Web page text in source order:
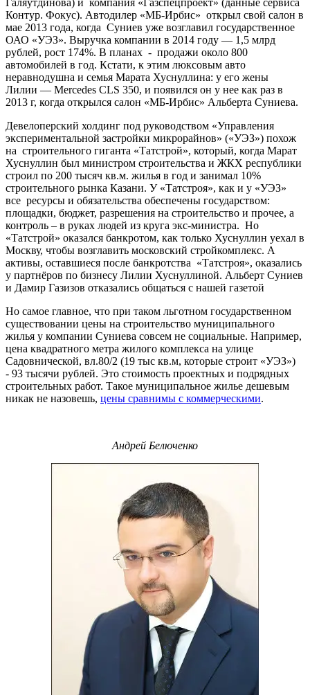
Контур. Фокус). Автодилер «МБ-Ирбис» открыл свой салон в
мае 2013 года, когда Суниев уже возглавил государственное
ОАО «УЭЗ». Выручка компании в 2014 году — 1,5 млрд
рублей, рост 174%. В планах - продажи около 800
автомобилей в год. Кстати, к этим люксовым авто
неравнодушна и семья Марата Хуснуллина: у его жены
Лилии — Mercedes CLS 350, и появился он у нее как раз в
2013 г, когда открылся салон «МБ-Ирбис» Альберта Суниева.
Девелоперский холдинг под руководством «Управления
экспериментальной застройки микрорайнов» («УЭЗ») похож
на строительного гиганта «Татстрой», который, когда Марат
Хуснуллин был министром строительства и ЖКХ республики
строил по 200 тысяч кв.м. жилья в год и занимал 10%
строительного рынка Казани. У «Татстроя», как и у «УЭЗ»
все ресурсы и обязательства обеспечены государством:
площадки, бюджет, разрешения на строительство и прочее, а
контроль – в руках людей из круга экс-министра. Но
«Татстрой» оказался банкротом, как только Хуснуллин уехал в
Москву, чтобы возглавить московский стройкомплекс. А
активы, оставшиеся после банкротства «Татстроя», оказались
у партнёров по бизнесу Лилии Хуснуллиной. Альберт Суниев
и Дамир Газизов отказались общаться с нашей газетой
Но самое главное, что при таком льготном государственном
существовании цены на строительство муниципального
жилья у компании Суниева совсем не социальные. Например,
цена квадратного метра жилого комплекса на улице
Садовнической, вл.80/2 (19 тыс кв.м, которые строит «УЭЗ»)
- 93 тысячи рублей. Это стоимость проектных и подрядных
строительных работ. Такое муниципальное жилье дешевым
никак не назовешь, цены сравнимы с коммерческими.
Андрей Белюченко